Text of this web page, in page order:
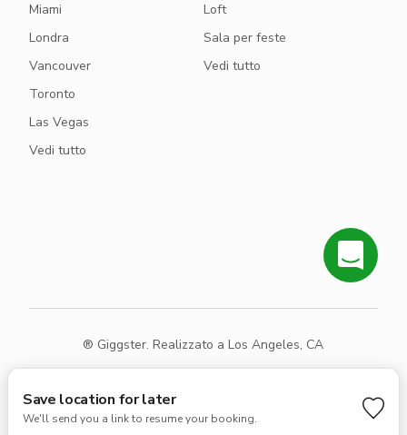
Save location for later
We'll send you a link to resume your booking.
Miami
Londra
Vancouver
Toronto
Las Vegas
Vedi tutto
Loft
Sala per feste
Vedi tutto
® Giggster. Realizzato a Los Angeles, CA